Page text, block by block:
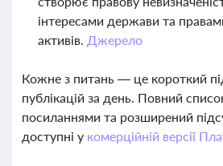
інтересами держави та
активів. Джерело
Кожне з питань — це короткий
публікацій за день. Повний
посиланнями та розширений
доступні у комерційній версії